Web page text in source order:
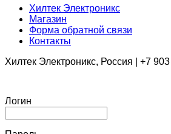
Хилтек Электроникс
Магазин
Форма обратной связи
Контакты
Хилтек Электроникс, Россия | +7
Логин